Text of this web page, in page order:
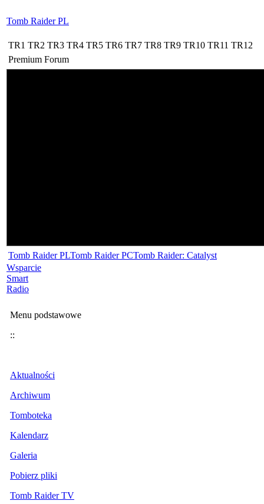
Tomb Raider PL
TR1 TR2 TR3 TR4 TR5 TR6 TR7 TR8 TR9 TR10 TR11 TR12
Premium Forum
Tomb Raider PLTomb Raider PCTomb Raider: Catalyst
Wsparcie
Smart
Radio
Menu podstawowe
::
Aktualności
Archiwum
Tomboteka
Kalendarz
Galeria
Pobierz pliki
Tomb Raider TV